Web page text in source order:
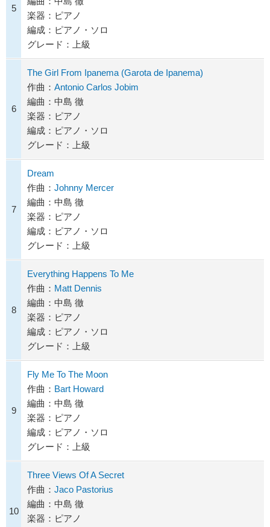
5
楽器：ピアノ
編成：ピアノ・ソロ
グレード：上級
6
The Girl From Ipanema (Garota de Ipanema)
作曲： Antonio Carlos Jobim
編曲：中島 徹
楽器：ピアノ
編成：ピアノ・ソロ
グレード：上級
7
Dream
作曲： Johnny Mercer
編曲：中島 徹
楽器：ピアノ
編成：ピアノ・ソロ
グレード：上級
8
Everything Happens To Me
作曲： Matt Dennis
編曲：中島 徹
楽器：ピアノ
編成：ピアノ・ソロ
グレード：上級
9
Fly Me To The Moon
作曲： Bart Howard
編曲：中島 徹
楽器：ピアノ
編成：ピアノ・ソロ
グレード：上級
10
Three Views Of A Secret
作曲： Jaco Pastorius
編曲：中島 徹
楽器：ピアノ